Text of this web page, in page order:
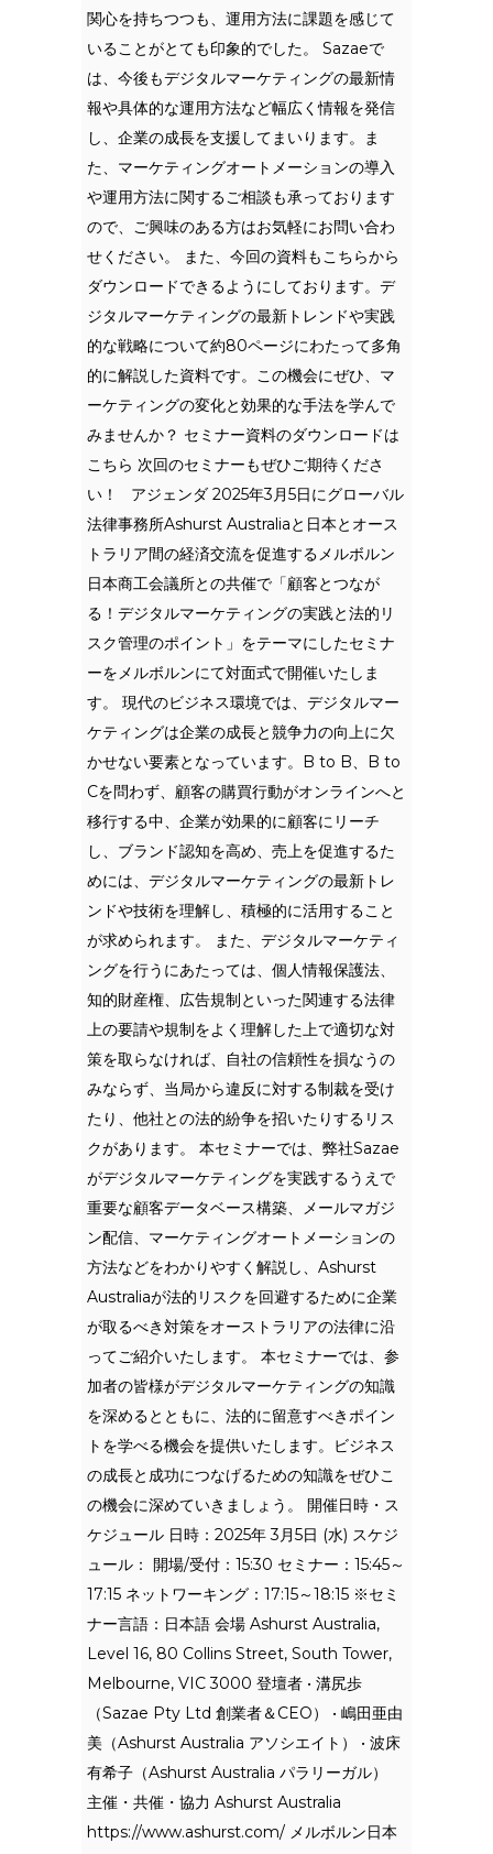
関心を持ちつつも、運用方法に課題を感じて
いることがとても印象的でした。 Sazaeで
は、今後もデジタルマーケティングの最新情
報や具体的な運用方法など幅広く情報を発信
し、企業の成長を支援してまいります。ま
た、マーケティングオートメーションの導入
や運用方法に関するご相談も承っております
ので、ご興味のある方はお気軽にお問い合わ
せください。 また、今回の資料もこちらから
ダウンロードできるようにしております。デ
ジタルマーケティングの最新トレンドや実践
的な戦略について約80ページにわたって多角
的に解説した資料です。この機会にぜひ、マ
ーケティングの変化と効果的な手法を学んで
みませんか？ セミナー資料のダウンロードは
こちら 次回のセミナーもぜひご期待くださ
い！ アジェンダ 2025年3月5日にグローバル
法律事務所Ashurst Australiaと日本とオース
トラリア間の経済交流を促進するメルボルン
日本商工会議所との共催で「顧客とつなが
る！デジタルマーケティングの実践と法的リ
スク管理のポイント」をテーマにしたセミナ
ーをメルボルンにて対面式で開催いたしま
す。 現代のビジネス環境では、デジタルマー
ケティングは企業の成長と競争力の向上に欠
かせない要素となっています。B to B、B to
Cを問わず、顧客の購買行動がオンラインへと
移行する中、企業が効果的に顧客にリーチ
し、ブランド認知を高め、売上を促進するた
めには、デジタルマーケティングの最新トレ
ンドや技術を理解し、積極的に活用すること
が求められます。 また、デジタルマーケティ
ングを行うにあたっては、個人情報保護法、
知的財産権、広告規制といった関連する法律
上の要請や規制をよく理解した上で適切な対
策を取らなければ、自社の信頼性を損なうの
みならず、当局から違反に対する制裁を受け
たり、他社との法的紛争を招いたりするリス
クがあります。 本セミナーでは、弊社Sazae
がデジタルマーケティングを実践するうえで
重要な顧客データベース構築、メールマガジ
ン配信、マーケティングオートメーションの
方法などをわかりやすく解説し、Ashurst
Australiaが法的リスクを回避するために企業
が取るべき対策をオーストラリアの法律に沿
ってご紹介いたします。 本セミナーでは、参
加者の皆様がデジタルマーケティングの知識
を深めるとともに、法的に留意すべきポイン
トを学べる機会を提供いたします。ビジネス
の成長と成功につなげるための知識をぜひこ
の機会に深めていきましょう。 開催日時・ス
ケジュール 日時：2025年 3月5日 (水) スケジ
ュール： 開場/受付：15:30 セミナー：15:45～
17:15 ネットワーキング：17:15～18:15 ※セミ
ナー言語：日本語 会場 Ashurst Australia,
Level 16, 80 Collins Street, South Tower,
Melbourne, VIC 3000 登壇者 • 溝尻歩
（Sazae Pty Ltd 創業者＆CEO） • 嶋田亜由
美（Ashurst Australia アソシエイト） • 波床
有希子（Ashurst Australia パラリーガル）
主催・共催・協力 Ashurst Australia
https://www.ashurst.com/ メルボルン日本